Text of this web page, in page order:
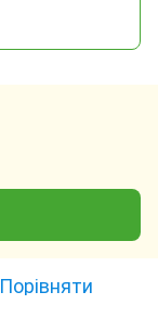
Порівняти